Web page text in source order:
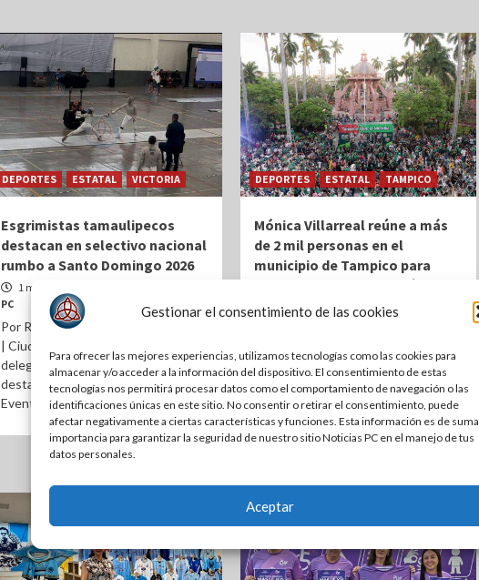
Gestionar el consentimiento de las cookies
Para ofrecer las mejores experiencias, utilizamos tecnologías como las cookies para
almacenar y/o acceder a la información del dispositivo. El consentimiento de estas
tecnologías nos permitirá procesar datos como el comportamiento de navegación o las
identificaciones únicas en este sitio. No consentir o retirar el consentimiento, puede
afectar negativamente a ciertas características y funciones. Esta información es de suma
importancia para garantizar la seguridad de nuestro sitio Noticias PC en el manejo de tus
datos personales.
Aceptar
DEPORTES ESTATAL VICTORIA
Esgrimistas tamaulipecos
destacan en selectivo nacional
rumbo a Santo Domingo 2026
1 mes atrás
PC
Por Redacción | NoticiasPC.com.mx
| Ciudad Victoria, Tamps.– La
delegación de Tamaulipas tuvo una
destacada participación en el
Evento Selectivo...
DEPORTES ESTATAL TAMPICO
Mónica Villarreal reúne a más
de 2 mil personas en el
municipio de Tampico para
celebrar el triunfo de México 2-
0 sobre Ecuador
Por Redacción | NoticiasPC.com.mx
| Tampico, Tamps.- Más de 2 mil
personas se dieron cita este martes
en la Plaza...